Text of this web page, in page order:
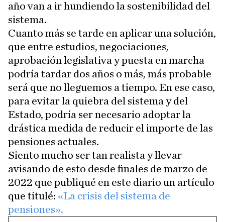
año van a ir hundiendo la sostenibilidad del
sistema.
Cuanto más se tarde en aplicar una solución,
que entre estudios, negociaciones,
aprobación legislativa y puesta en marcha
podría tardar dos años o más, más probable
será que no lleguemos a tiempo. En ese caso,
para evitar la quiebra del sistema y del
Estado, podría ser necesario adoptar la
drástica medida de reducir el importe de las
pensiones actuales.
Siento mucho ser tan realista y llevar
avisando de esto desde finales de marzo de
2022 que publiqué en este diario un artículo
que titulé: «La crisis del sistema de
pensiones».